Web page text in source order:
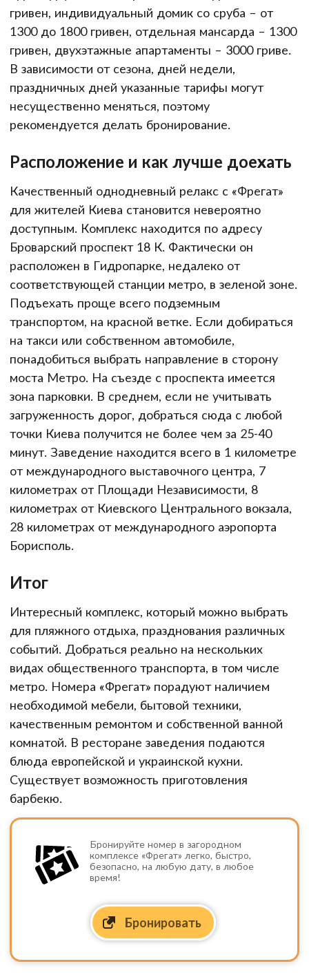
гривен, индивидуальный домик со сруба – от
1300 до 1800 гривен, отдельная мансарда – 1300
гривен, двухэтажные апартаменты – 3000 гриве.
В зависимости от сезона, дней недели,
праздничных дней указанные тарифы могут
несущественно меняться, поэтому
рекомендуется делать бронирование.
Расположение и как лучше доехать
Качественный однодневный релакс с «Фрегат»
для жителей Киева становится невероятно
доступным. Комплекс находится по адресу
Броварский проспект 18 К. Фактически он
расположен в Гидропарке, недалеко от
соответствующей станции метро, в зеленой зоне.
Подъехать проще всего подземным
транспортом, на красной ветке. Если добираться
на такси или собственном автомобиле,
понадобиться выбрать направление в сторону
моста Метро. На съезде с проспекта имеется
зона парковки. В среднем, если не учитывать
загруженность дорог, добраться сюда с любой
точки Киева получится не более чем за 25-40
минут. Заведение находится всего в 1 километре
от международного выставочного центра, 7
километрах от Площади Независимости, 8
километрах от Киевского Центрального вокзала,
28 километрах от международного аэропорта
Борисполь.
Итог
Интересный комплекс, который можно выбрать
для пляжного отдыха, празднования различных
событий. Добраться реально на нескольких
видах общественного транспорта, в том числе
метро. Номера «Фрегат» порадуют наличием
необходимой мебели, бытовой техники,
качественным ремонтом и собственной ванной
комнатой. В ресторане заведения подаются
блюда европейской и украинской кухни.
Существует возможность приготовления
барбекю.
Бронируйте номер в загородном
комплексе «Фрегат» легко, быстро,
безопасно, на любую дату, в любое
время!
Бронировать